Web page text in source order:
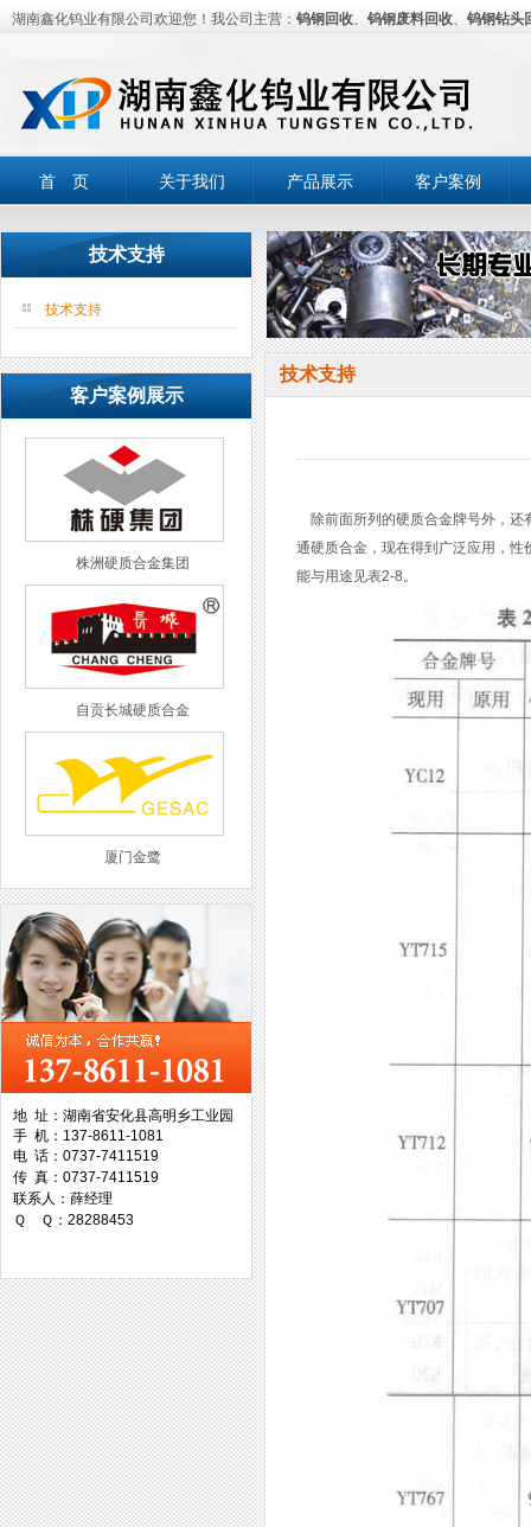
湖南鑫化钨业有限公司欢迎您！我公司主营： 钨钢回收、 钨钢废料回收、 钨钢钻头
首 页 关于我们 产品展示 客户案例
技术支持
技术支持
客户案例展示
株洲硬质合金集团
自贡长城硬质合金
厦门金鹭
西工集团
台湾协威机械
台湾万事达切削科技
地 址：湖南省安化县高明乡工业园
手 机：137-8611-1081
电 话：0737-7411519
传 真：0737-7411519
联系人：薛经理
Ｑ Ｑ：28288453
技术支持
除前面所列的硬质合金牌号外，还
通硬质合金，现在得到广泛应用，
能与用途见表2-8。